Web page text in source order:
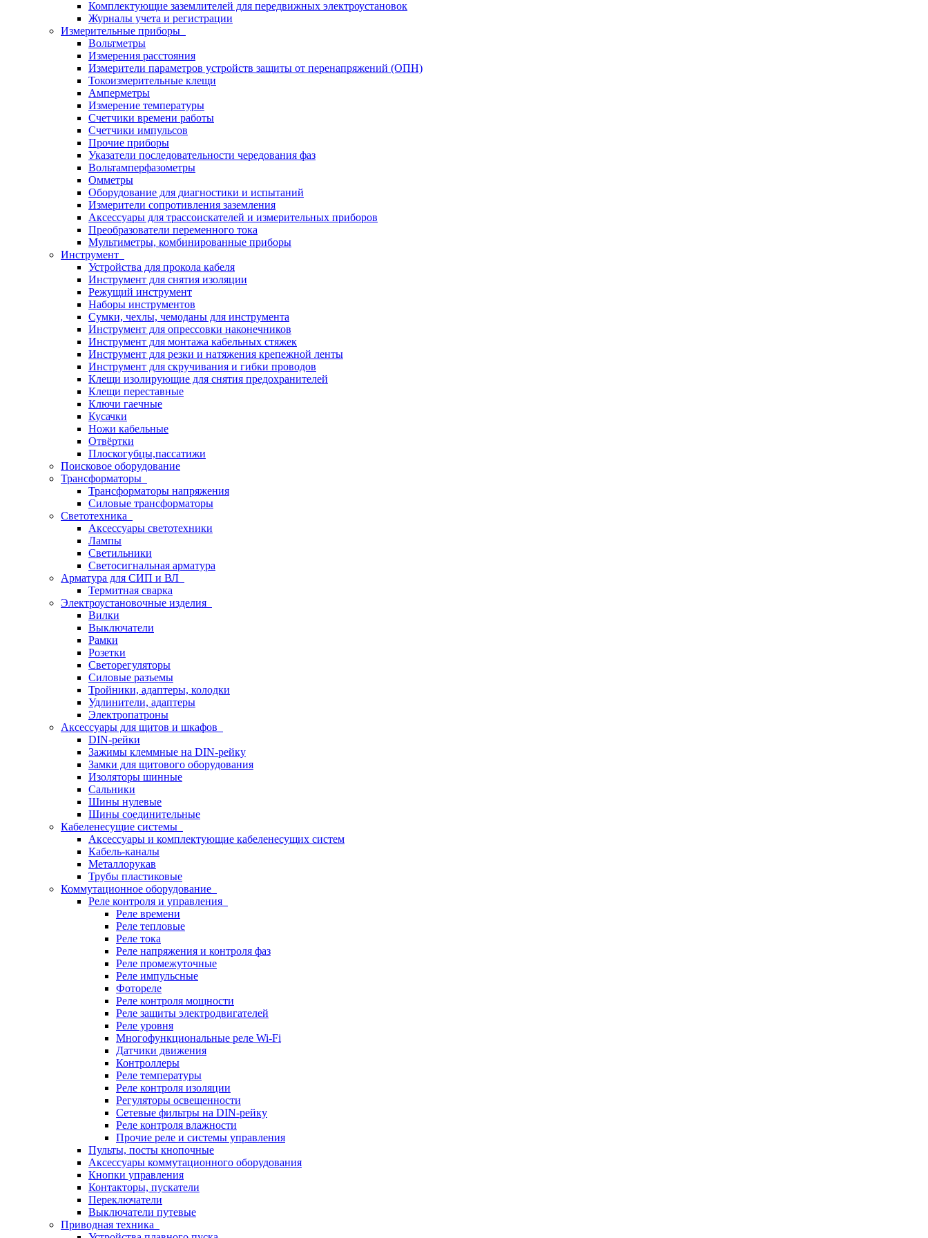
Комплектующие заземлителей для передвижных электроустановок
Журналы учета и регистрации
Измерительные приборы
Вольтметры
Измерения расстояния
Измерители параметров устройств защиты от перенапряжений (ОПН)
Токоизмерительные клещи
Амперметры
Измерение температуры
Счетчики времени работы
Счетчики импульсов
Прочие приборы
Указатели последовательности чередования фаз
Вольтамперфазометры
Омметры
Оборудование для диагностики и испытаний
Измерители сопротивления заземления
Аксессуары для трассоискателей и измерительных приборов
Преобразователи переменного тока
Мультиметры, комбинированные приборы
Инструмент
Устройства для прокола кабеля
Инструмент для снятия изоляции
Режущий инструмент
Наборы инструментов
Сумки, чехлы, чемоданы для инструмента
Инструмент для опрессовки наконечников
Инструмент для монтажа кабельных стяжек
Инструмент для резки и натяжения крепежной ленты
Инструмент для скручивания и гибки проводов
Клещи изолирующие для снятия предохранителей
Клещи переставные
Ключи гаечные
Кусачки
Ножи кабельные
Отвёртки
Плоскогубцы,пассатижи
Поисковое оборудование
Трансформаторы
Трансформаторы напряжения
Силовые трансформаторы
Светотехника
Аксессуары светотехники
Лампы
Светильники
Светосигнальная арматура
Арматура для СИП и ВЛ
Термитная сварка
Электроустановочные изделия
Вилки
Выключатели
Рамки
Розетки
Светорегуляторы
Силовые разъемы
Тройники, адаптеры, колодки
Удлинители, адаптеры
Электропатроны
Аксессуары для щитов и шкафов
DIN-рейки
Зажимы клеммные на DIN-рейку
Замки для щитового оборудования
Изоляторы шинные
Сальники
Шины нулевые
Шины соединительные
Кабеленесущие системы
Аксессуары и комплектующие кабеленесущих систем
Кабель-каналы
Металлорукав
Трубы пластиковые
Коммутационное оборудование
Реле контроля и управления
Реле времени
Реле тепловые
Реле тока
Реле напряжения и контроля фаз
Реле промежуточные
Реле импульсные
Фотореле
Реле контроля мощности
Реле защиты электродвигателей
Реле уровня
Многофункциональные реле Wi-Fi
Датчики движения
Контроллеры
Реле температуры
Реле контроля изоляции
Регуляторы освещенности
Сетевые фильтры на DIN-рейку
Реле контроля влажности
Прочие реле и системы управления
Пульты, посты кнопочные
Аксессуары коммутационного оборудования
Кнопки управления
Контакторы, пускатели
Переключатели
Выключатели путевые
Приводная техника